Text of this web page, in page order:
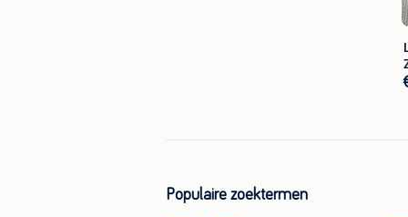
Populaire zoektermen